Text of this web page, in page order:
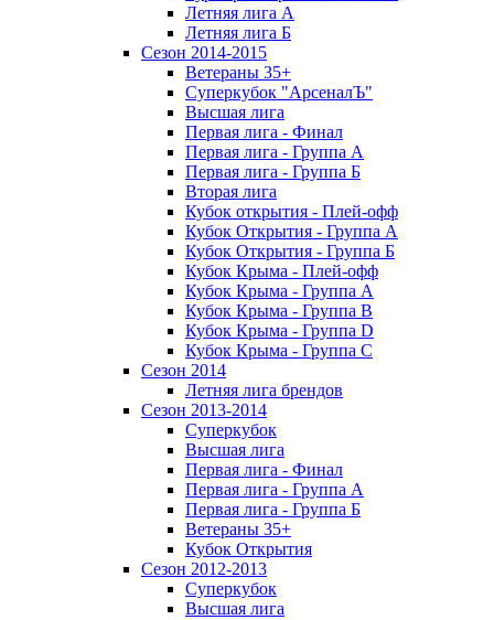
Летняя лига А
Летняя лига Б
Сезон 2014-2015
Ветераны 35+
Суперкубок "АрсеналЪ"
Высшая лига
Первая лига - Финал
Первая лига - Группа А
Первая лига - Группа Б
Вторая лига
Кубок открытия - Плей-офф
Кубок Открытия - Группа А
Кубок Открытия - Группа Б
Кубок Крыма - Плей-офф
Кубок Крыма - Группа A
Кубок Крыма - Группа B
Кубок Крыма - Группа D
Кубок Крыма - Группа C
Сезон 2014
Летняя лига брендов
Сезон 2013-2014
Суперкубок
Высшая лига
Первая лига - Финал
Первая лига - Группа А
Первая лига - Группа Б
Ветераны 35+
Кубок Открытия
Сезон 2012-2013
Суперкубок
Высшая лига